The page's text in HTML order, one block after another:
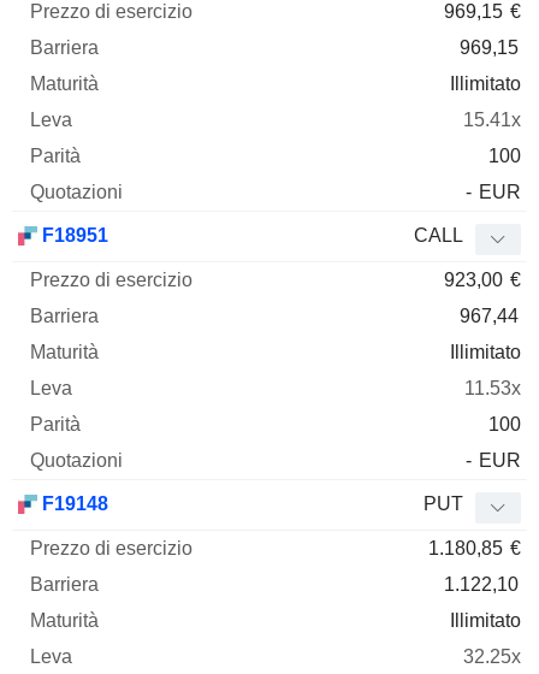
969,15 €
969,15
Illimitato
15.41x
100
- EUR
F18951 CALL
923,00 €
967,44
Illimitato
11.53x
100
- EUR
F19148 PUT
1.180,85 €
1.122,10
Illimitato
32.25x